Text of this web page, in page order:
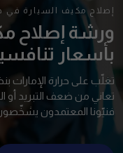
إصلاح مكيف السيارة في
ورشة إصلاح
بأسعار
تغلّب على حرارة الإمارات
تعاني من ضعف التبريد أو
فنيّونا المعتمدون